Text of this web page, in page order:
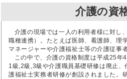
介護の資
介護の現場では一人の利用者様に対し
職種連携）。たとえば医師、看護師、理
マネージャーや介護福祉士等の介護従事
この中で、介護の資格制度は平成25年
1級,2級,3級や介護職員基礎研修は廃止
護福祉士実務者研修が創設されました。